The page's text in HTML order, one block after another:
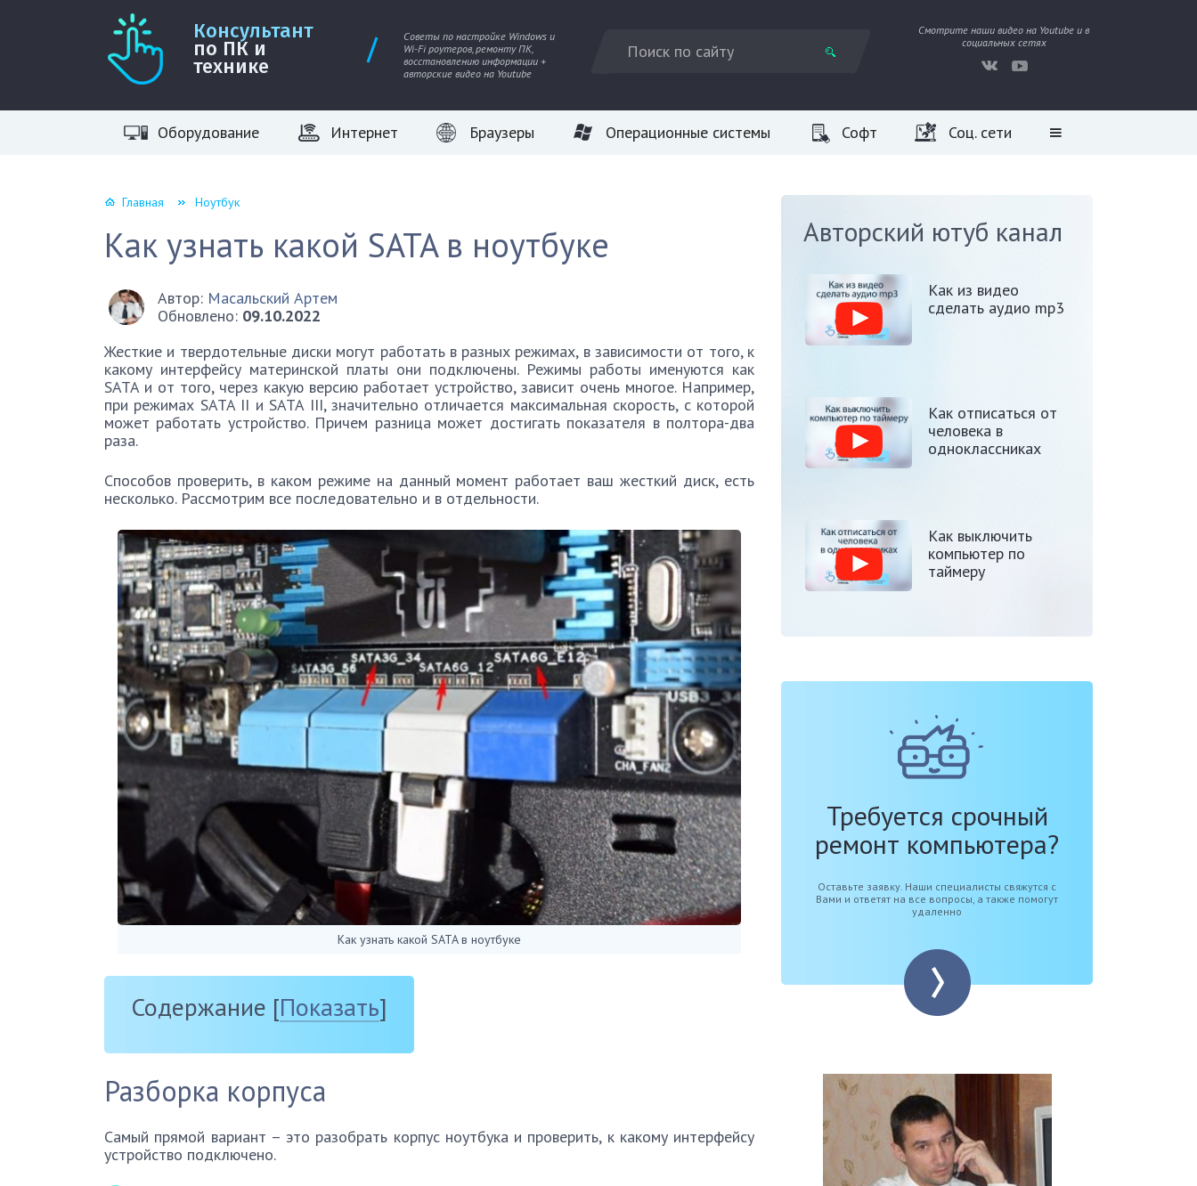
Консультант
по ПК и
технике
Советы по настройке Windows и
Wi-Fi роутеров, ремонту ПК,
восстановлению информации +
авторские видео на Youtube
Смотрите наши видео на Youtube и в
социальных сетях
Оборудование Интернет Браузеры Операционные системы Софт Соц. сети
Главная Ноутбук
Как узнать какой SATA в ноутбуке
Автор: Масальский Артем
Обновлено: 09.10.2022
Жесткие и твердотельные диски могут работать в разных режимах, в зависимости от того, к
какому интерфейсу материнской платы они подключены. Режимы работы именуются как
SATA и от того, через какую версию работает устройство, зависит очень многое. Например,
при режимах SATA II и SATA III, значительно отличается максимальная скорость, с которой
может работать устройство. Причем разница может достигать показателя в полтора-два
раза.
Способов проверить, в каком режиме на данный момент работает ваш жесткий диск, есть
несколько. Рассмотрим все последовательно и в отдельности.
Как узнать какой SATA в ноутбуке
Содержание [Показать]
Разборка корпуса
Самый прямой вариант – это разобрать корпус ноутбука и проверить, к какому интерфейсу
устройство подключено.
Авторский ютуб канал
Как из видео
сделать аудио mp3
Как отписаться от
человека в
одноклассниках
Как выключить
компьютер по
таймеру
Требуется срочный
ремонт компьютера?
Оставьте заявку. Наши специалисты свяжутся с
Вами и ответят на все вопросы, а также помогут
удаленно